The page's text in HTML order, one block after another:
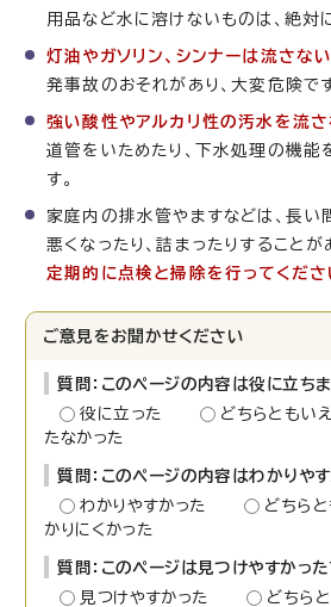
用品など水に溶けないものは、絶対
灯油やガソリン、シンナーは流さな
発事故のおそれがあり、大変危険です
強い酸性やアルカリ性の汚水を流さ
道管をいためたり、下水処理の機能
す。
家庭内の排水管やますなどは、長い
悪くなったり、詰まったりすることが
定期的に点検と掃除を行ってくださ
ご意見をお聞かせください
質問：このページの内容は役に立ち
役に立った
どちらともい
たなかった
質問：このページの内容はわかりや
わかりやすかった
どちら
かりにくかった
質問：このページは見つけやすかっ
見つけやすかった
どちら